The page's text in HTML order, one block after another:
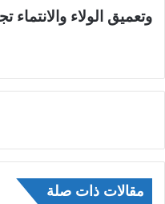
وتعميق الولاء والانتماء
مقالات ذات صلة